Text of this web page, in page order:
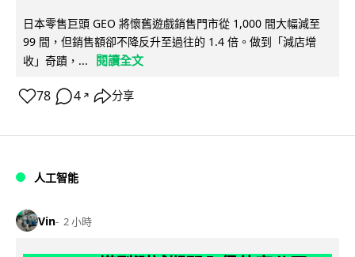
日本零售巨頭 GEO 將懷舊遊戲銷售門市從 1,000 間大幅減至
99 間，但銷售額卻不降反升至過往的 1.4 倍。做到「減店增
收」奇蹟，...
閱讀全文
78 4 ↗ 分享
人工智能
Vin 2 小時